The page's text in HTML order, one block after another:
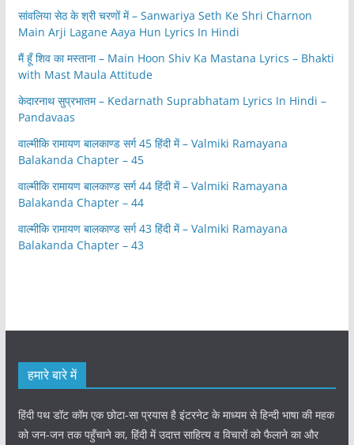
सांवलिया सेठ के श्री चरणों में – Sanwariya Seth Ke Shri Charnon
Main Arji Lagane Aaya Hun Lyrics In Hindi
मैं हूँ शिव का मस्ताना – Main Hoon Shiv Ka Mastana Lyrics – Bhakti
with Mast Maula Attitude
केदारनाथ सुप्रभातम – Kedarnath Suprabhatam Lyrics In Hindi –
Pandavaas
वाल्मीकि रामायण बालकाण्ड सर्ग 45 हिंदी में – Valmiki Ramayana
Balakanda Chapter – 45
वाल्मीकि रामायण बालकाण्ड सर्ग 44 हिंदी में – Valmiki Ramayana
Balakanda Chapter – 44
वाल्मीकि रामायण बालकाण्ड सर्ग 43 हिंदी में – Valmiki Ramayana
Balakanda Chapter – 43
हमारे बारे में
हिंदी पथ डॉट कॉम एक छोटा-सा प्रयास है इंटरनेट के माध्यम से हिन्दी भाषा की महक
को जन-जन तक पहुँचाने का, हिंदी में उदात्त साहित्य व विचारों को फैलाने का और